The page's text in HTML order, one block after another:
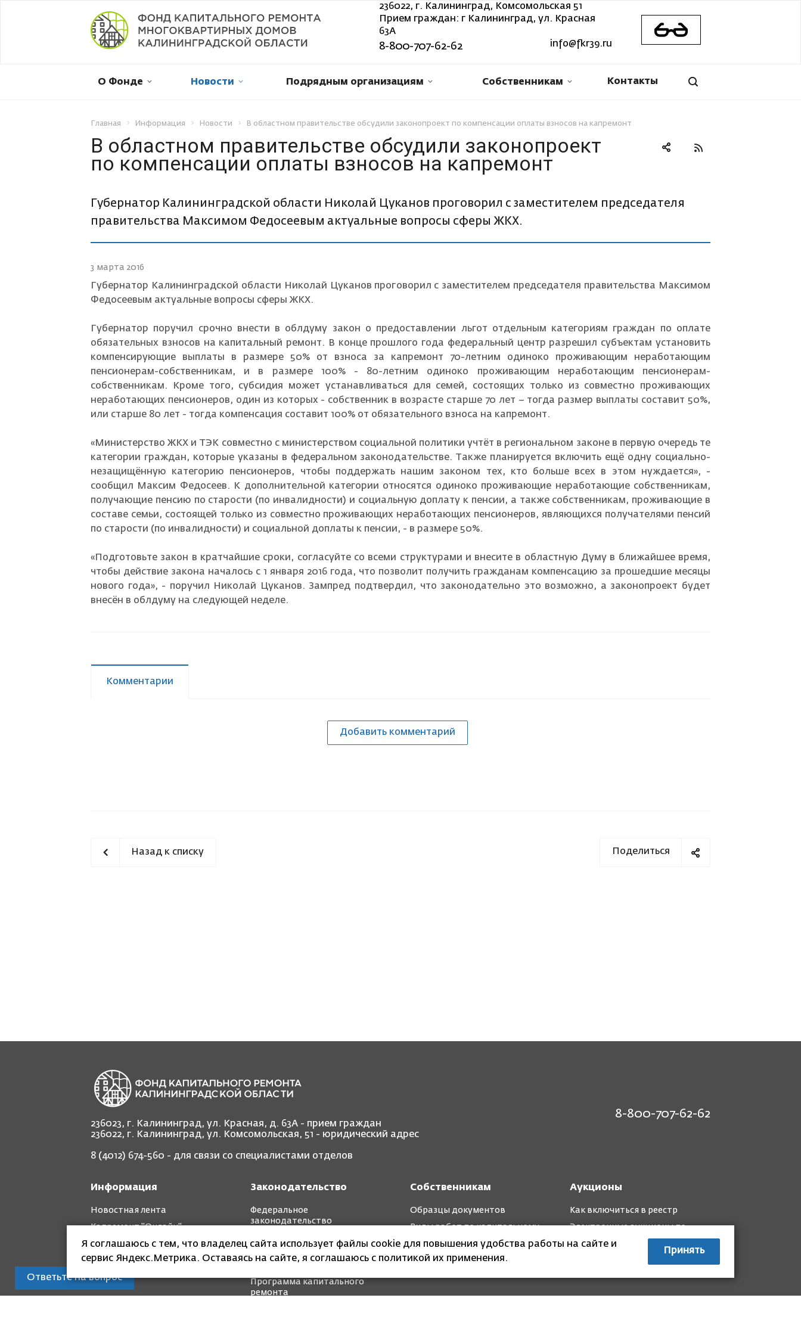
236022, г. Калининград, Комсомольская 51
Прием граждан: г Калининград, ул. Красная
63А
8-800-707-62-62 info@fkr39.ru
О Фонде Новости Подрядным организациям Собственникам Контакты
Рассрочка платежа
Ответьте на вопрос
Главная Информация Новости В областном правительстве обсудили законопроект по компенсации оплаты взносов на капремонт
В областном правительстве обсудили законопроект
по компенсации оплаты взносов на капремонт
Губернатор Калининградской области Николай Цуканов проговорил с заместителем председателя
правительства Максимом Федосеевым актуальные вопросы сферы ЖКХ.
3 марта 2016
Губернатор Калининградской области Николай Цуканов проговорил с заместителем председателя правительства Максимом
Федосеевым актуальные вопросы сферы ЖКХ.
Губернатор поручил срочно внести в облдуму закон о предоставлении льгот отдельным категориям граждан по оплате
обязательных взносов на капитальный ремонт. В конце прошлого года федеральный центр разрешил субъектам установить
компенсирующие выплаты в размере 50% от взноса за капремонт 70-летним одиноко проживающим неработающим
пенсионерам-собственникам, и в размере 100% - 80-летним одиноко проживающим неработающим пенсионерам-
собственникам. Кроме того, субсидия может устанавливаться для семей, состоящих только из совместно проживающих
неработающих пенсионеров, один из которых - собственник в возрасте старше 70 лет – тогда размер выплаты составит 50%,
или старше 80 лет - тогда компенсация составит 100% от обязательного взноса на капремонт.
«Министерство ЖКХ и ТЭК совместно с министерством социальной политики учтёт в региональном законе в первую очередь те
категории граждан, которые указаны в федеральном законодательстве. Также планируется включить ещё одну социально-
незащищённую категорию пенсионеров, чтобы поддержать нашим законом тех, кто больше всех в этом нуждается», -
сообщил Максим Федосеев. К дополнительной категории относятся одиноко проживающие неработающие собственникам,
получающие пенсию по старости (по инвалидности) и социальную доплату к пенсии, а также собственникам, проживающие в
составе семьи, состоящей только из совместно проживающих неработающих пенсионеров, являющихся получателями пенсий
по старости (по инвалидности) и социальной доплаты к пенсии, - в размере 50%.
«Подготовьте закон в кратчайшие сроки, согласуйте со всеми структурами и внесите в областную Думу в ближайшее время,
чтобы действие закона началось с 1 января 2016 года, что позволит получить гражданам компенсацию за прошедшие месяцы
нового года», - поручил Николай Цуканов. Зампред подтвердил, что законодательно это возможно, а законопроект будет
внесён в облдуму на следующей неделе.
Комментарии
Добавить комментарий
Поделиться
Назад к списку
236023, г. Калининград, ул. Красная, д. 63А - прием граждан
236022, г. Калининград, ул. Комсомольская, 51 - юридический адрес
8 (4012) 674-560 - для связи со специалистами отделов
8-800-707-62-62
Информация
Новостная лента
Капремонт "Онлайн"
Фотоотчет "до" и "после"
Законодательство
Федеральное
законодательство
Региональное
законодательство
Программа капитального
ремонта
Собственникам
Образцы документов
Виды работ по капитальному
Аукционы
Как включиться в реестр
Электронные аукционы по
капремонту
Я соглашаюсь с тем, что владелец сайта использует файлы cookie для повышения удобства работы на сайте и
сервис Яндекс.Метрика. Оставаясь на сайте, я соглашаюсь с политикой их применения.
Принять